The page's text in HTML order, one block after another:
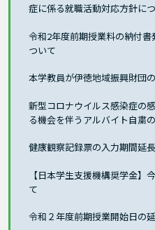
症に係る就職活動対応方針に
令和2年度前期授業料の納付
ついて
本学教員が伊徳地域振興財団
新型コロナウイルス感染症の
る機会を伴うアルバイト自粛
健康観察記録票の入力期間延
【日本学生支援機構奨学金】
て
令和２年度前期授業開始日の